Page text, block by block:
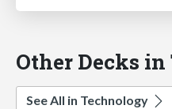
Other Decks
See All in Technology